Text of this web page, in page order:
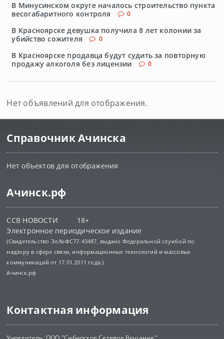
В Минусинском округе началось строительство пункта
весогабаритного контроля
0
В Красноярске девушка получила 8 лет колонии за
убийство сожителя
0
В Красноярске продавца будут судить за повторную
продажу алкоголя без лицензии
0
Нет объявлений для отображения.
Справочник Ачинска
Нет объектов для отображения
Ачинск.рф
ССВ НОВОСТИ 18+
Электронное периодическое издание
(Свидетельство Эл.№ФС77-43487, выдано Федеральной службой по
надзору в сфере связи, информационных технологий и массовых
коммуникаций от 17.01.2011 года.)
Ачинск.рф
Контактная информация